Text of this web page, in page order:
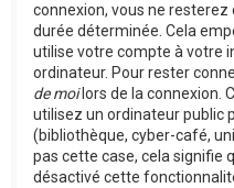
connexion, vous ne
durée déterminée. Cela
utilise votre compte à votre
ordinateur. Pour rester
de moilors de la connexion.
utilisez un ordinateur public
(bibliothèque, cyber-café,
pas cette case, cela signifie
désactivé cette